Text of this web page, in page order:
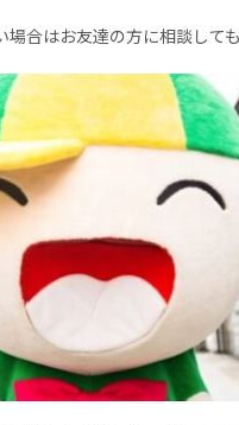
合はお友達の方に相談しても